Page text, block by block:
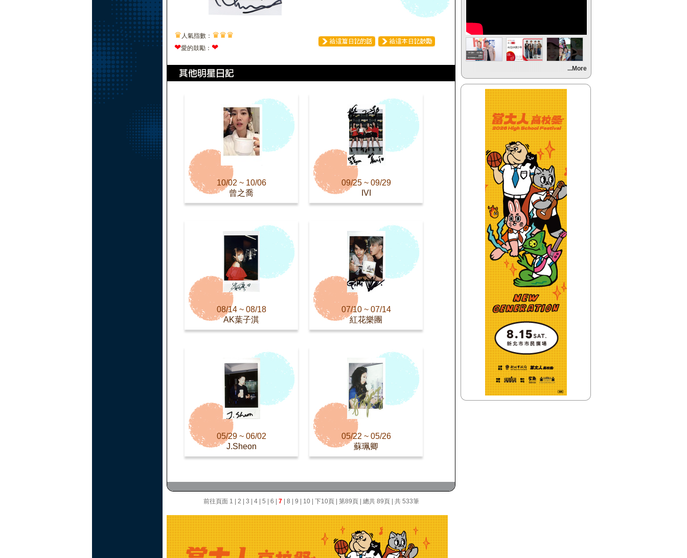
♛ 人氣指數： ♛♛♛
❤愛的鼓勵： ❤
10/02 ~ 10/06
曾之喬
09/25 ~ 09/29
IVI
08/14 ~ 08/18
AK葉子淇
07/10 ~ 07/14
紅花樂團
05/29 ~ 06/02
J.Sheon
05/22 ~ 05/26
蘇珮卿
前往頁面 1 2 3 4| 5 6 7| 8 9 10| 下10頁| 第89頁| 總共 89頁 | 共 533筆
(聯播)
HITO唱片行-克里斯
【Next】
(聯播)
HITO唱片行-克里斯
(聯播)HEY！MISS DJ-elsa
【HitFm正在進行】
(聯播)
HITO唱片行-克里斯
【Next】
(聯播)HEY！MISS DJ-elsa
...More